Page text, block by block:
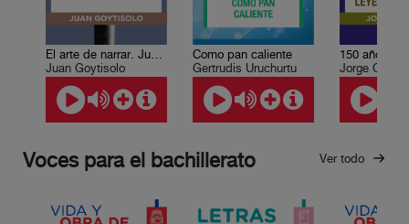
El arte de narrar. Juan Goytisolo
Juan Goytisolo
Como pan caliente
Gertrudis Uruchurtu
Jorge
Voces para el bachillerato Ver todo